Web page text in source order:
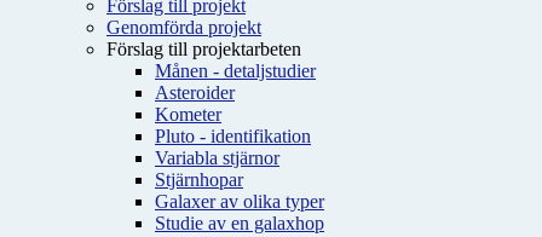
Förslag till projekt
Genomförda projekt
Förslag till projektarbeten
Månen - detaljstudier
Asteroider
Kometer
Pluto - identifikation
Variabla stjärnor
Stjärnhopar
Galaxer av olika typer
Studie av en galaxhop